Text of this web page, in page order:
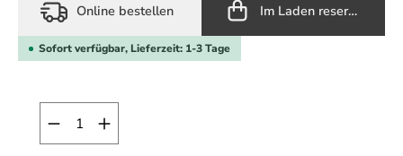
Online bestellen Im Laden reservieren
Sofort verfügbar, Lieferzeit: 1-3 Tage
Produkt Anzahl: Gib den gewünschten Wert